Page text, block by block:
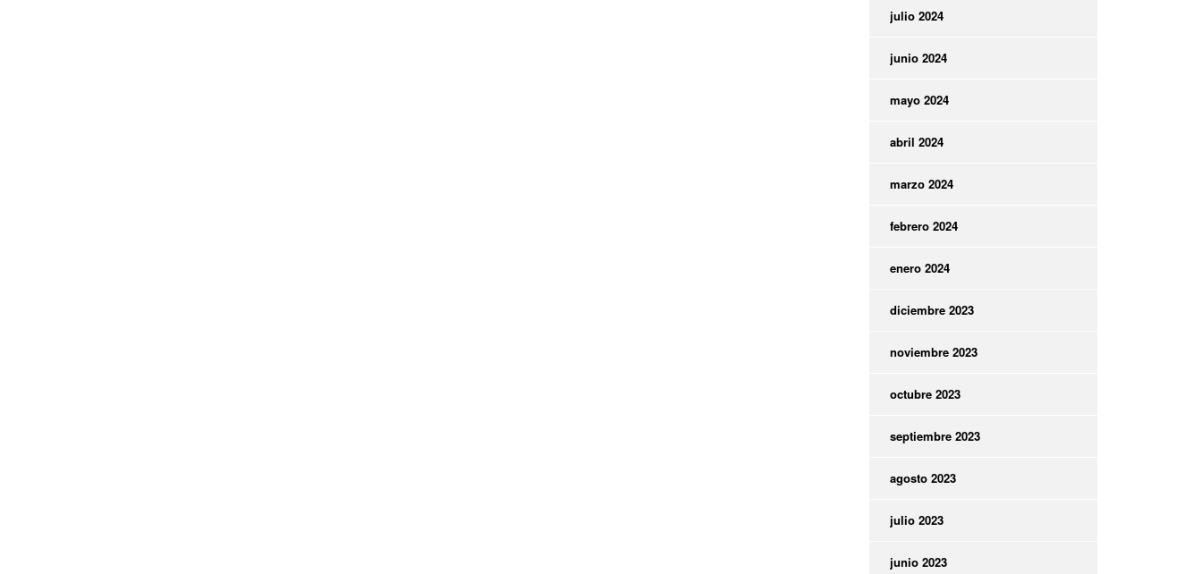
julio 2024
junio 2024
mayo 2024
abril 2024
marzo 2024
febrero 2024
enero 2024
diciembre 2023
noviembre 2023
octubre 2023
septiembre 2023
agosto 2023
julio 2023
junio 2023